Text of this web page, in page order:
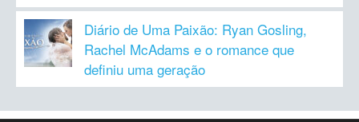
Diário de Uma Paixão: Ryan Gosling,
Rachel McAdams e o romance que
definiu uma geração